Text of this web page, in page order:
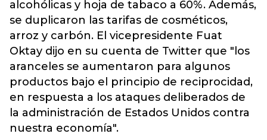
alcohólicas y hoja de tabaco a 60%. Además,
se duplicaron las tarifas de cosméticos,
arroz y carbón. El vicepresidente Fuat
Oktay dijo en su cuenta de Twitter que "los
aranceles se aumentaron para algunos
productos bajo el principio de reciprocidad,
en respuesta a los ataques deliberados de
la administración de Estados Unidos contra
nuestra economía".